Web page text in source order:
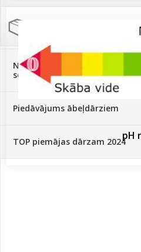
Palīglīdzekļi augu
Klientu Diena
Novatec - izcils mēslošanai arī
sezonas otrajā pusē!
Piedāvājums ābeļdārziem
TOP piemājas dārzam 2024pH